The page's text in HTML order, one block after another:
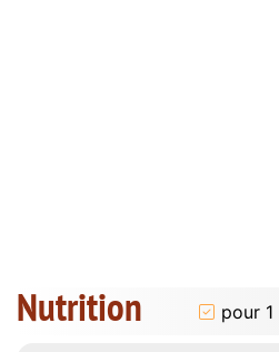
Nutrition pour